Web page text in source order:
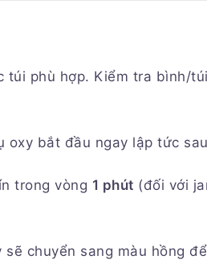
phù hợp. Kiểm tra bình/
oxy bắt đầu ngay lập tức
trong vòng 1 phút (đối với
chuyển sang màu hồng